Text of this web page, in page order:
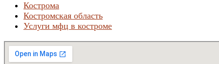
Кострома
Костромская область
Услуги мфц в костроме